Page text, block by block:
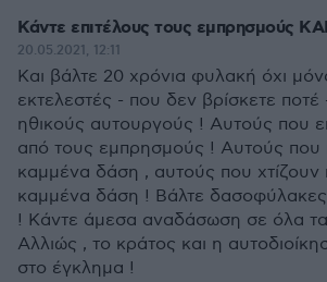
Κάντε επιτέλους τους εμπρησμούς
20.05.2021, 12:11
Και βάλτε 20 χρόνια φυλακή όχι
εκτελεστές - που δεν βρίσκετε ποτέ
ηθικούς αυτουργούς ! Αυτούς που
από τους εμπρησμούς ! Αυτούς που
καμμένα δάση , αυτούς που
καμμένα δάση ! Βάλτε
! Κάντε άμεσα αναδάσωση σε όλα
Αλλιώς , το κράτος και η
στο έγκλημα !